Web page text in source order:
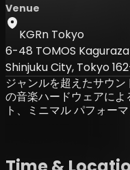
Venue
KGRn Tokyo
6-48 TOMOS
Shinjuku City, Tokyo
ジャンルを超えたサウ
の音楽ハードウェアに
ト、ミニマル パフォー